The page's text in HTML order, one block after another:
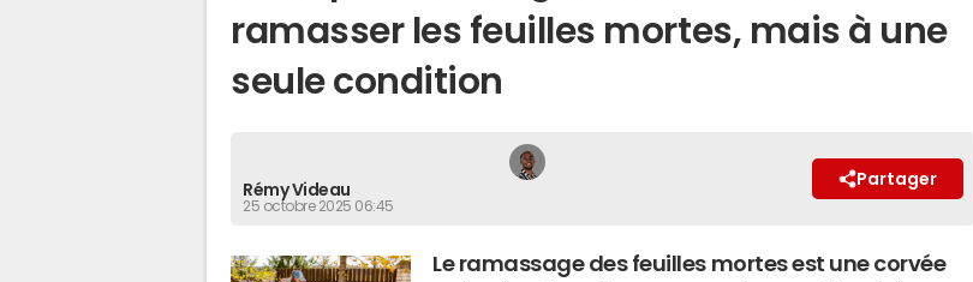
ramasser les feuilles mortes, mais à une
seule condition
Rémy Videau
25 octobre 2025 06:45
Partager
Le ramassage des feuilles mortes est une corvée